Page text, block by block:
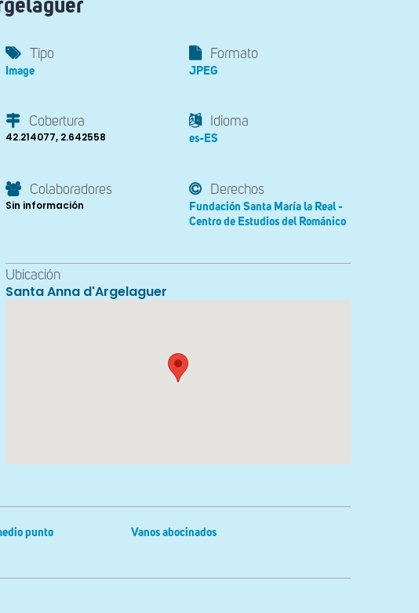
Tipo
Image
Formato
JPEG
Cobertura
42.214077, 2.642558
Idioma
es-ES
Colaboradores
Sin información
Derechos
Fundación Santa María la Real -
Centro de Estudios del Románico
Ubicación
Santa Anna d'Argelaguer
punto Vanos abocinados